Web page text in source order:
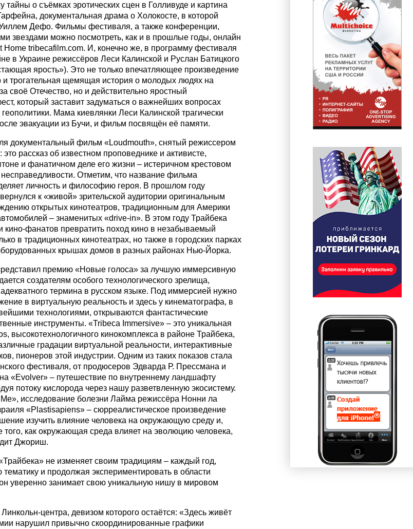
о съёмках эротических сцен в Голливуде и картина
документальная драма о Холокосте, в которой
Уиллем Дефо. Фильмы фестиваля, а также конференции,
звездами можно посмотреть, как и в прошлые годы, онлайн
tribecafilm.com. И, конечно же, в программу фестиваля
в Украине режиссёров Леси Калинской и Руслан Батицкого
ярость»). Это не только впечатляющее произведение
и трогательная щемящая история о молодых людях на
своё Отечество, но и действительно яростный
который заставит задуматься о важнейших вопросах
Мама киевлянки Леси Калинской трагически
эвакуации из Бучи, и фильм посвящён её памяти.
документальный фильм «Loudmouth», снятый режиссером
рассказ об известном проповеднике и активисте,
и фанатичном деле его жизни – истеричном крестовом
Отметим, что название фильма
личность и философию героя. В прошлом году
к «живой» зрительской аудитории оригинальным
открытых кинотеатров, традиционным для Америки
– знаменитых «drive-in». В этом году Трайбека
кино-фанатов превратить поход кино в незабываемый
в традиционных кинотеатрах, но также в городских парках
крышах домов в разных районах Нью-Йорка.
премию «Новые голоса» за лучшую иммерсивную
создателям особого технологического зрелища,
термина в русском языке. Под иммерсией нужно
в виртуальную реальность и здесь у кинематографа, в
технологиями, открываются фантастические
инструменты. «Tribeca Immersive» – это уникальная
высокотехнологичного кинокомплекса в районе Трайбека,
градации виртуальной реальности, интерактивные
пионеров этой индустрии. Одним из таких показов стала
фестиваля, от продюсеров Эдварда Р. Прессмана и
«Evolver» – путешествие по внутреннему ландшафту
потоку кислорода через нашу разветвленную экосистему.
исследование болезни Лайма режиссёра Нонни ла
«Plastisapiens» – сюрреалистическое произведение
изучить влияние человека на окружающую среду и,
того, как окружающая среда влияет на эволюцию человека,
Джориш.
не изменяет своим традициям – каждый год,
и продолжая экспериментировать в области
уверенно занимает свою уникальную нишу в мировом
центра, девизом которого остаётся: «Здесь живёт
нарушил привычно скоординированные графики